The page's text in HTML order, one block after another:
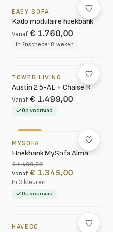
EASY SOFA
Kado modulaire hoekbank
Vanaf € 1.760,00
In Enschede: 8 weken
TOWER LIVING
Austin 2 5-AL + Chaise R
Vanaf € 1.499,00
Op voorraad
MYSOFA
Hoekbank MySofa Alma
€ 1.499,00
Vanaf € 1.345,00
In 3 kleuren
Op voorraad
HAVECO